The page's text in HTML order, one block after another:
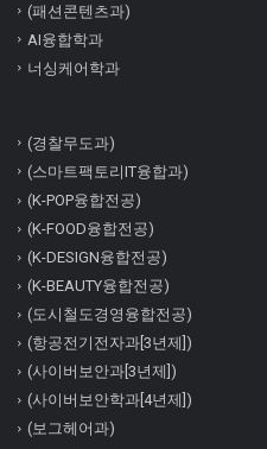
(패션콘텐츠과)
AI융합학과
너싱케어학과
(경찰무도과)
(스마트팩토리IT융합과)
(K-POP융합전공)
(K-FOOD융합전공)
(K-DESIGN융합전공)
(K-BEAUTY융합전공)
(도시철도경영융합전공)
(항공전기전자과[3년제])
(사이버보안과[3년제])
(사이버보안학과[4년제])
(보그헤어과)